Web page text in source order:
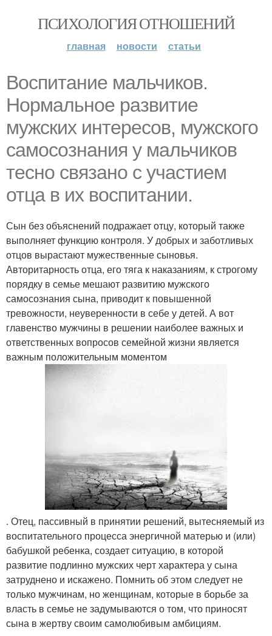
ПСИХОЛОГИЯ ОТНОШЕНИЙ
главная новости статьи
Воспитание мальчиков.
Нормальное развитие
мужских интересов, мужского
самосознания у мальчиков
тесно связано с участием
отца в их воспитании.
Сын без объяснений подражает отцу, который также
выполняет функцию контроля. У добрых и заботливых
отцов вырастают мужественные сыновья.
Авторитарность отца, его тяга к наказаниям, к строгому
порядку в семье мешают развитию мужского
самосознания сына, приводит к повышенной
тревожности, неуверенности в себе у детей. А вот
главенство мужчины в решении наиболее важных и
ответственных вопросов семейной жизни является
важным положительным моментом
. Отец, пассивный в принятии решений, вытесняемый из
воспитательного процесса энергичной матерью и (или)
бабушкой ребенка, создает ситуацию, в которой
развитие подлинно мужских черт характера у сына
затруднено и искажено. Помнить об этом следует не
только мужчинам, но женщинам, которые в борьбе за
власть в семье не задумываются о том, что приносят
сына в жертву своим самолюбивым амбициям.